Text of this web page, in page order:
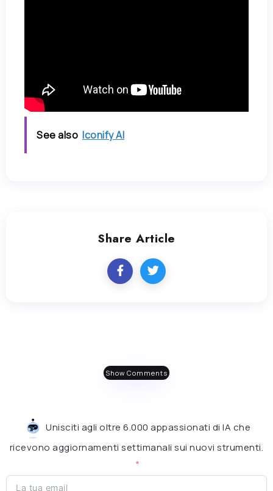
See also Iconify AI
Share Article
Show Comments
Unisciti agli oltre 6.000 appassionati di IA che
ricevono aggiornamenti settimanali sui nuovi strumenti.